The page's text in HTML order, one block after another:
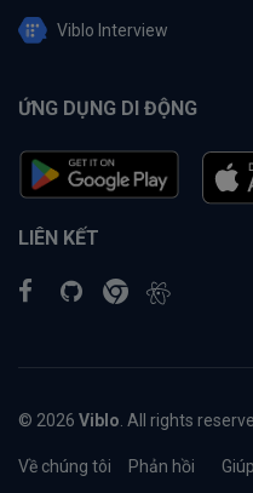
Viblo Interview
ỨNG DỤNG DI ĐỘNG
LIÊN KẾT
© 2026 Viblo . All rights
Về chúng tôi Phản hồi